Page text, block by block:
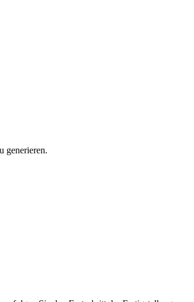
generieren.